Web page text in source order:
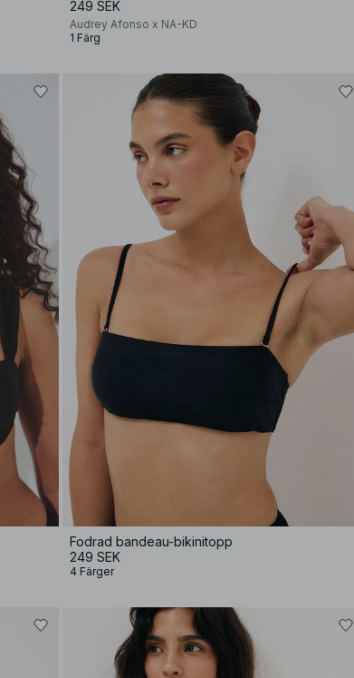
249 SEK
Audrey Afonso x NA-KD
1 Färg
Fodrad bandeau-bikinitopp
249 SEK
4 Färger